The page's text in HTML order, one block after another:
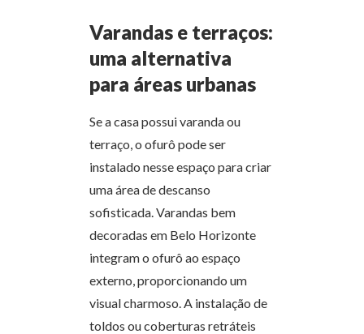
Varandas e terraços:
uma alternativa
para áreas urbanas
Se a casa possui varanda ou
terraço, o ofurô pode ser
instalado nesse espaço para criar
uma área de descanso
sofisticada. Varandas bem
decoradas em Belo Horizonte
integram o ofurô ao espaço
externo, proporcionando um
visual charmoso. A instalação de
toldos ou coberturas retráteis